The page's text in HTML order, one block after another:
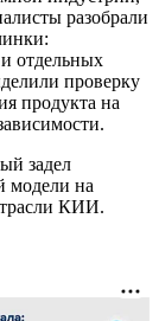
разобрали
отдельных
проверку
продукта на
задел
модели на
КИИ.